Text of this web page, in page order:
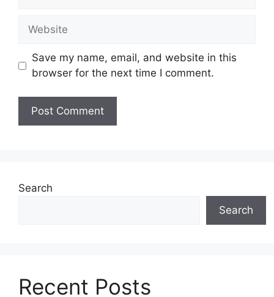
Website
Save my name, email, and website in this
browser for the next time I comment.
Search
Search
Recent Posts